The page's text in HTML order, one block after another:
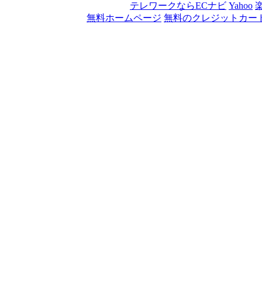
テレワークならECナビ Yahoo
無料ホームページ 無料のクレジットカー